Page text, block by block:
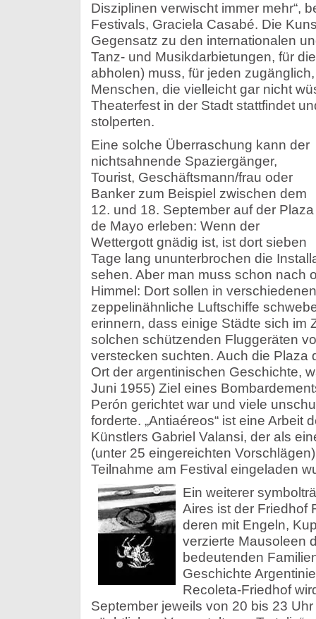
Disziplinen verwischt immer mehr“,
Festivals, Graciela Casabé. Die
Gegensatz zu den internationalen
Tanz- und Musikdarbietungen, für
abholen) muss, für jeden
Menschen, die vielleicht gar nicht
Theaterfest in der Stadt stattfindet
stolperten.
Eine solche Überraschung kann der
nichtsahnende Spaziergänger,
Tourist, Geschäftsmann/frau oder
Banker zum Beispiel zwischen dem
12. und 18. September auf der Plaza
de Mayo erleben: Wenn der
Wettergott gnädig ist, ist dort sieben
Tage lang ununterbrochen die
sehen. Aber man muss schon nach
Himmel: Dort sollen in
zeppelinähnliche Luftschiffe
erinnern, dass einige Städte sich im
solchen schützenden Fluggeräten
verstecken suchten. Auch die Plaza
Ort der argentinischen Geschichte,
Juni 1955) Ziel eines
Perón gerichtet war und viele
forderte. „Antiaéreos“ ist eine Arbeit
Künstlers Gabriel Valansi, der als
(unter 25 eingereichten
Teilnahme am Festival eingeladen
Ein weiterer
Aires ist der Friedhof
deren mit Engeln,
verzierte Mausoleen
bedeutenden
Geschichte
Recoleta-Friedhof
September jeweils von 20 bis 23